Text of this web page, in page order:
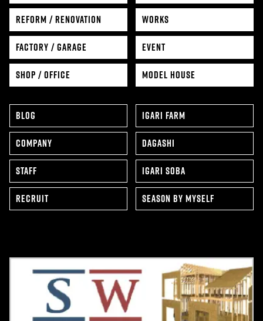
REFORM / RENOVATION
WORKS
FACTORY / GARAGE
EVENT
SHOP / OFFICE
MODEL HOUSE
BLOG
IGARI FARM
COMPANY
DAGASHI
STAFF
IGARI SOBA
RECRUIT
SEAS0N BY MYSELF